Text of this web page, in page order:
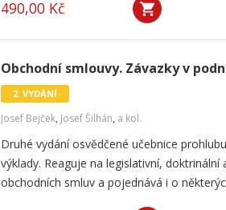
490,00 Kč
Obchodní smlouvy. Závazky v
2. VYDÁNÍ
Josef Bejček, Josef Šilhán, a kol.
Druhé vydání osvědčené učebnice
výklady. Reaguje na legislativní,
obchodních smluv a pojednává i o